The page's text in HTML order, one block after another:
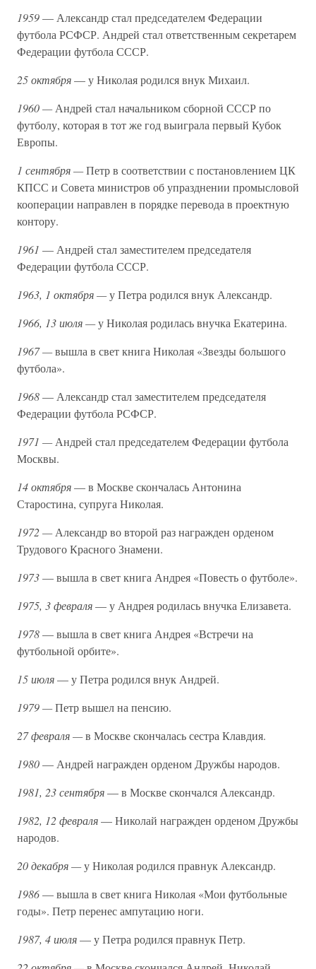
1959— Александр стал председателем Федерации
футбола РСФСР. Андрей стал ответственным секретарем
Федерации футбола СССР.
25 октября— у Николая родился внук Михаил.
1960 —Андрей стал начальником сборной СССР по
футболу, которая в тот же год выиграла первый Кубок
Европы.
1 сентября —Петр в соответствии с постановлением ЦК
КПСС и Совета министров об упразднении промысловой
кооперации направлен в порядке перевода в проектную
контору.
1961 — Андрей стал заместителем председателя
Федерации футбола СССР.
1963, 1 октября —у Петра родился внук Александр.
1966, 13 июля —у Николая родилась внучка Екатерина.
1967 —вышла в свет книга Николая «Звезды большого
футбола».
1968— Александр стал заместителем председателя
Федерации футбола РСФСР.
1971 —Андрей стал председателем Федерации футбола
Москвы.
14 октября— в Москве скончалась Антонина
Старостина, супруга Николая.
1972 —Александр во второй раз награжден орденом
Трудового Красного Знамени.
1973— вышла в свет книга Андрея «Повесть о футболе».
1975, 3 февраля— у Андрея родилась внучка Елизавета.
1978— вышла в свет книга Андрея «Встречи на
футбольной орбите».
15 июля— у Петра родился внук Андрей.
1979 —Петр вышел на пенсию.
27 февраля —в Москве скончалась сестра Клавдия.
1980— Андрей награжден орденом Дружбы народов.
1981, 23 сентября— в Москве скончался Александр.
1982, 12 февраля— Николай награжден орденом Дружбы
народов.
20 декабря —у Николая родился правнук Александр.
1986— вышла в свет книга Николая «Мои футбольные
годы». Петр перенес ампутацию ноги.
1987, 4 июля— у Петра родился правнук Петр.